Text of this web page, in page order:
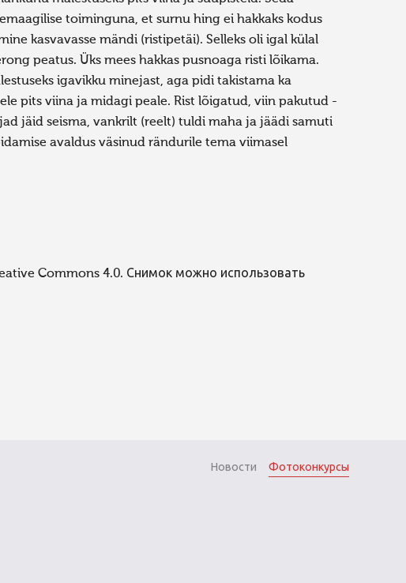
toiminguna, et surnu hing ei hakkaks kodus
kasvavasse mändi (ristipetäi). Selleks oli igal külal
peatus. Üks mees hakkas pusnoaga risti lõikama.
igavikku minejast, aga pidi takistama ka
pits viina ja midagi peale. Rist lõigatud, viin pakutud -
jäid seisma, vankrilt (reelt) tuldi maha ja jäädi samuti
avaldus väsinud rändurile tema viimasel
Commons 4.0. Снимок можно использовать
Новости Фотоконкурсы